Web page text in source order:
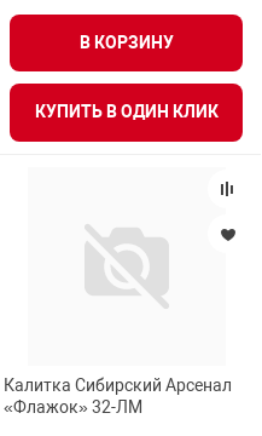
Средства
Стволы
Узлы
Установки
Щиты
Табло
Термошкафы
В КОРЗИНУ
КУПИТЬ В ОДИН КЛИК
Калитка Сибирский Арсенал
«Флажок» 32-ЛМ